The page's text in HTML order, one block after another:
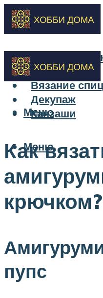
Вышивка
Вязание
Декупаж
Канзаши
Меню
Меню
Как
крючком?
пупс